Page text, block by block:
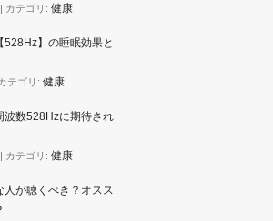
| カテゴリ: 健康
528Hz】の睡眠効果と
テゴリ: 健康
波数528Hzに期待され
| カテゴリ: 健康
が聴くべき？オスス